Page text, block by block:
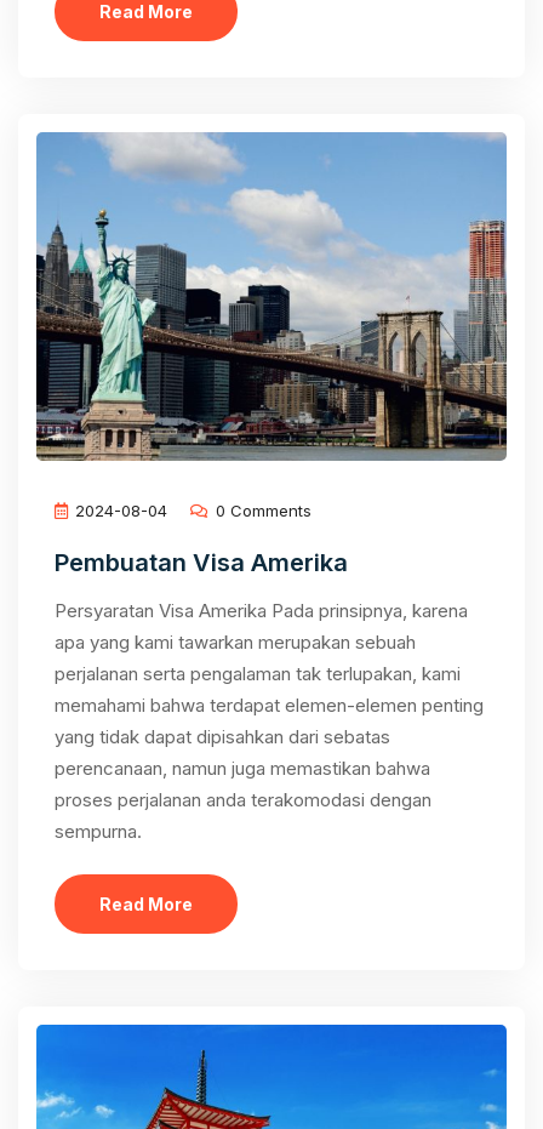
Read More
2024-08-04 0 Comments
Pembuatan Visa Amerika
Persyaratan Visa Amerika Pada prinsipnya, karena
apa yang kami tawarkan merupakan sebuah
perjalanan serta pengalaman tak terlupakan, kami
memahami bahwa terdapat elemen-elemen penting
yang tidak dapat dipisahkan dari sebatas
perencanaan, namun juga memastikan bahwa
proses perjalanan anda terakomodasi dengan
sempurna.
Read More